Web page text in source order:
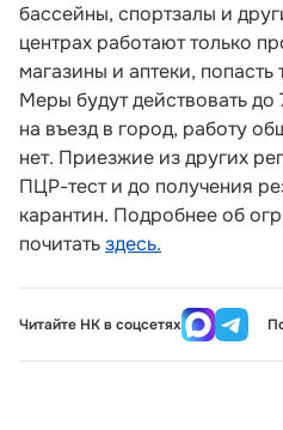
бассейны, спортзалы и
центрах работают только
магазины и аптеки,
Меры будут действовать
на въезд в город, работу
нет. Приезжие из других
ПЦР-тест и до получения
карантин. Подробнее об
почитатьздесь.
Читайте НК в соцсетях